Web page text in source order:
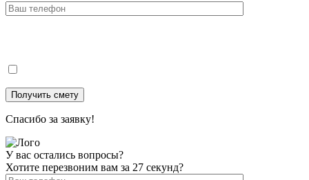
Спасибо за заявку!
У вас остались вопросы?
Хотите перезвоним вам за 27 секунд?